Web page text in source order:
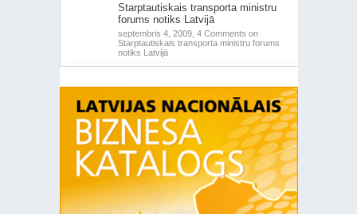
Starptautiskais transporta ministru
forums notiks Latvijā
septembris 4, 2009, 4 Comments on
Starptautiskais transporta ministru forums
notiks Latvijā